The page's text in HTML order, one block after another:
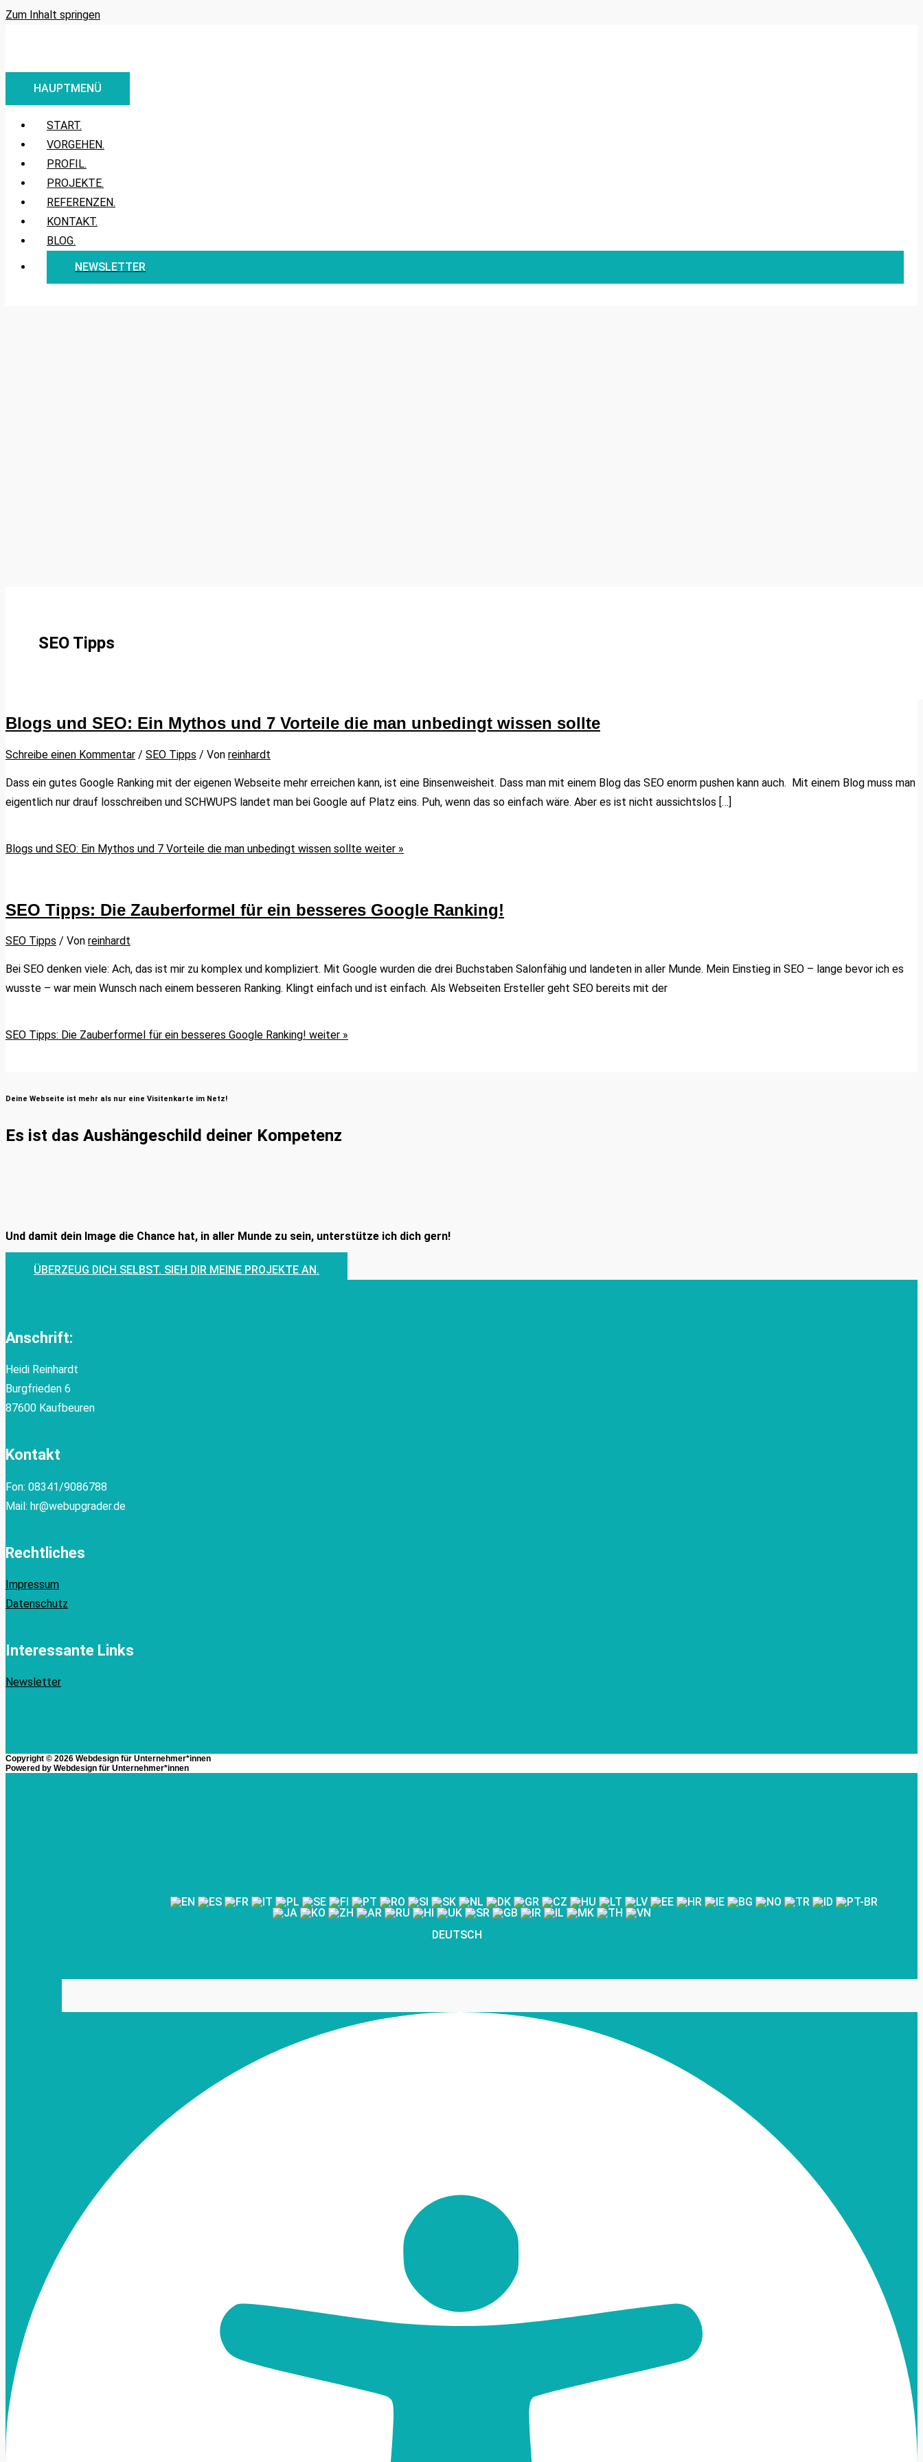
Zum Inhalt springen
HAUPTMENÜ
START.
VORGEHEN.
PROFIL.
PROJEKTE.
REFERENZEN.
KONTAKT.
BLOG.
NEWSLETTER
SEO Tipps
Blogs und SEO: Ein Mythos und 7 Vorteile die man unbedingt wissen sollte
Schreibe einen Kommentar / SEO Tipps / Von reinhardt
Dass ein gutes Google Ranking mit der eigenen Webseite mehr erreichen kann, ist eine Binsenweisheit. Dass man mit einem Blog das SEO enorm pushen kann auch. Mit einem Blog muss man
eigentlich nur drauf losschreiben und SCHWUPS landet man bei Google auf Platz eins. Puh, wenn das so einfach wäre. Aber es ist nicht aussichtslos […]
Blogs und SEO: Ein Mythos und 7 Vorteile die man unbedingt wissen sollte weiter »
SEO Tipps: Die Zauberformel für ein besseres Google Ranking!
SEO Tipps / Von reinhardt
Bei SEO denken viele: Ach, das ist mir zu komplex und kompliziert. Mit Google wurden die drei Buchstaben Salonfähig und landeten in aller Munde. Mein Einstieg in SEO – lange bevor ich es
wusste – war mein Wunsch nach einem besseren Ranking. Klingt einfach und ist einfach. Als Webseiten Ersteller geht SEO bereits mit der
SEO Tipps: Die Zauberformel für ein besseres Google Ranking! weiter »
Deine Webseite ist mehr als nur eine Visitenkarte im Netz!
Es ist das Aushängeschild deiner Kompetenz
Und damit dein Image die Chance hat, in aller Munde zu sein, unterstütze ich dich gern!
ÜBERZEUG DICH SELBST. SIEH DIR MEINE PROJEKTE AN.
Anschrift:
Heidi Reinhardt
Burgfrieden 6
87600 Kaufbeuren
Kontakt
Fon: 08341/9086788
Mail: hr@webupgrader.de
Rechtliches
Impressum
Datenschutz
Interessante Links
Newsletter
Copyright © 2026 Webdesign für Unternehmer*innen
Powered by Webdesign für Unternehmer*innen
DEUTSCH